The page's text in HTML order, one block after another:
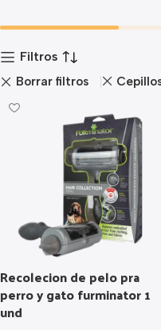
Filtros
Borrar filtros
Recolecion de pelo pra
perro y gato furminator 1
und